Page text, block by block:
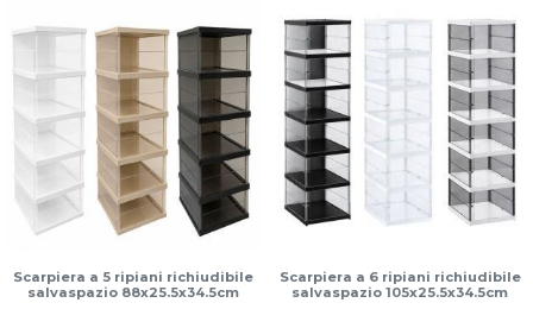
Scarpiera a 5 ripiani richiudibile
salvaspazio 88x25.5x34.5cm
Scarpiera a 6 ripiani richiudibile
salvaspazio 105x25.5x34.5cm